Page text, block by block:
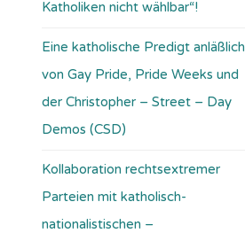
Katholiken nicht wählbar“!
Eine katholische Predigt anläßlich
von Gay Pride, Pride Weeks und
der Christopher – Street – Day
Demos (CSD)
Kollaboration rechtsextremer
Parteien mit katholisch-
nationalistischen –